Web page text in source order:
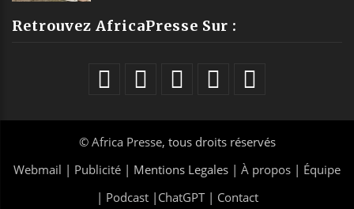
Retrouvez AfricaPresse Sur :
© Africa Presse, tous droits réservés
Webmail | Publicité | Mentions Legales | À propos | Équipe
| Podcast| ChatGPT| Contact